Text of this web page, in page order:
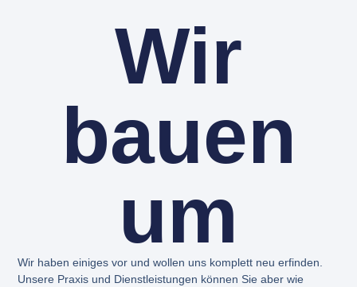
Wir
bauen
um
Wir haben einiges vor und wollen uns komplett neu erfinden.
Unsere Praxis und Dienstleistungen können Sie aber wie